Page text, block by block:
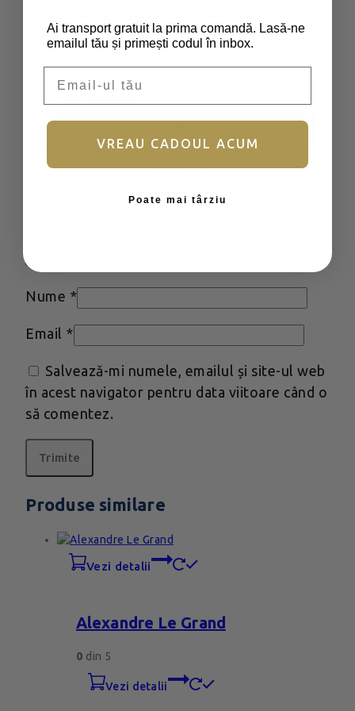
Adresa ta de email nu va fi publicată.
Câmpurile obligatorii sunt marcate cu
Evaluarea ta *
Nume *
Email *
Salvează-mi numele, emailul și site-ul web
în acest navigator pentru data viitoare când o
să comentez.
Produse similare
vezi detalii
Alexandre Le Grand
0 din 5
vezi detalii
Parolă*Obligatoriu
Ai uitat parola?
Ai transport gratuit la prima comandă. Lasă-ne
emailul tău și primești codul în inbox.
VREAU CADOUL ACUM
Poate mai târziu